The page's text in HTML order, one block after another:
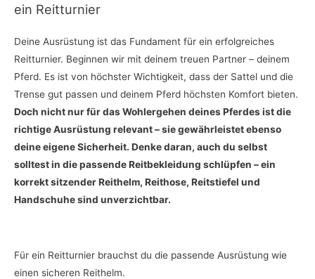
ein Reitturnier
Deine Ausrüstung ist das Fundament für ein erfolgreiches
Reitturnier. Beginnen wir mit deinem treuen Partner – deinem
Pferd. Es ist von höchster Wichtigkeit, dass der Sattel und die
Trense gut passen und deinem Pferd höchsten Komfort bieten.
Doch nicht nur für das Wohlergehen deines Pferdes ist die
richtige Ausrüstung relevant – sie gewährleistet ebenso
deine eigene Sicherheit. Denke daran, auch du selbst
solltest in die passende Reitbekleidung schlüpfen – ein
korrekt sitzender Reithelm, Reithose, Reitstiefel und
Handschuhe sind unverzichtbar.
Für ein Reitturnier brauchst du die passende Ausrüstung wie
einen sicheren Reithelm.